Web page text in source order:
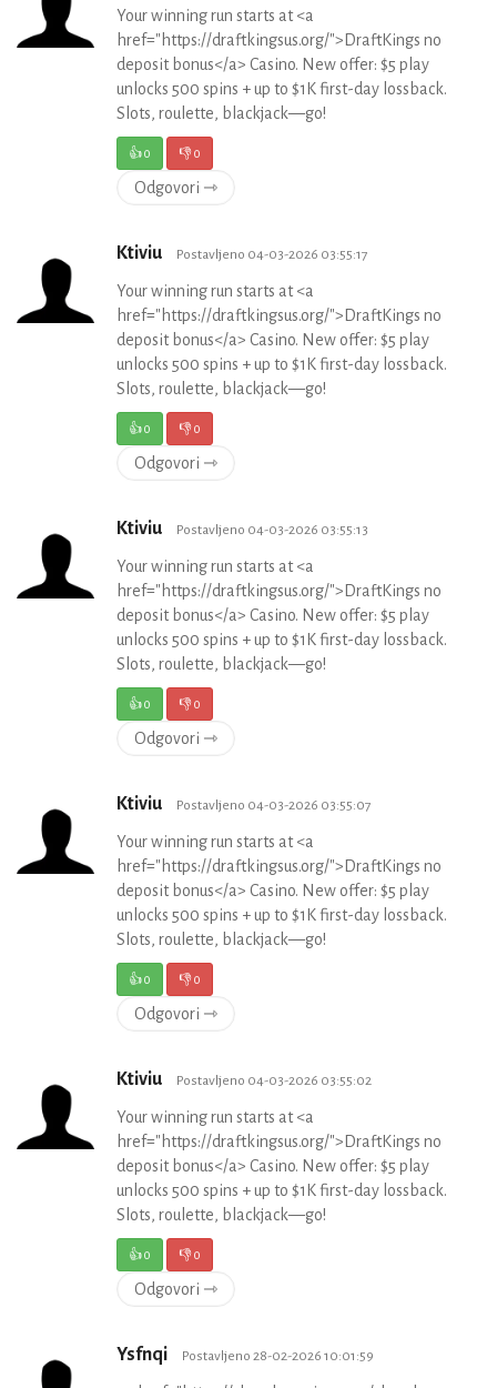
Your winning run starts at <a
href="https://draftkingsus.org/">DraftKings no
deposit bonus</a> Casino. New offer: $5 play
unlocks 500 spins + up to $1K first-day lossback.
Slots, roulette, blackjack—go!
👍0 👎0
Odgovori ⇾
Ktiviu Postavljeno 04-03-2026 03:55:17
Your winning run starts at <a
href="https://draftkingsus.org/">DraftKings no
deposit bonus</a> Casino. New offer: $5 play
unlocks 500 spins + up to $1K first-day lossback.
Slots, roulette, blackjack—go!
👍0 👎0
Odgovori ⇾
Ktiviu Postavljeno 04-03-2026 03:55:13
Your winning run starts at <a
href="https://draftkingsus.org/">DraftKings no
deposit bonus</a> Casino. New offer: $5 play
unlocks 500 spins + up to $1K first-day lossback.
Slots, roulette, blackjack—go!
👍0 👎0
Odgovori ⇾
Ktiviu Postavljeno 04-03-2026 03:55:07
Your winning run starts at <a
href="https://draftkingsus.org/">DraftKings no
deposit bonus</a> Casino. New offer: $5 play
unlocks 500 spins + up to $1K first-day lossback.
Slots, roulette, blackjack—go!
👍0 👎0
Odgovori ⇾
Ktiviu Postavljeno 04-03-2026 03:55:02
Your winning run starts at <a
href="https://draftkingsus.org/">DraftKings no
deposit bonus</a> Casino. New offer: $5 play
unlocks 500 spins + up to $1K first-day lossback.
Slots, roulette, blackjack—go!
👍0 👎0
Odgovori ⇾
Ysfnqi Postavljeno 28-02-2026 10:01:59